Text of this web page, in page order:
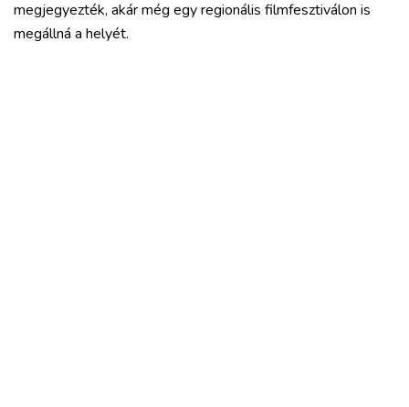
megjegyezték, akár még egy regionális filmfesztiválon is
megállná a helyét.